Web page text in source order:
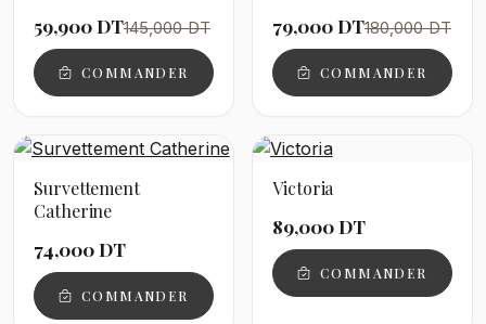
59,900 DT145,000 DT
COMMANDER
79,000 DT180,000 DT
COMMANDER
Survettement
Catherine
74,000 DT
COMMANDER
Victoria
89,000 DT
COMMANDER